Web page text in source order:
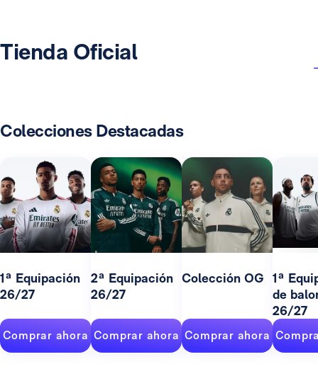
Tienda Oficial
Colecciones Destacadas
1ª Equipación
26/27
Comprar ahora
2ª Equipación
26/27
Comprar ahora
Colección OG
Comprar ahora
1ª
de
26/27